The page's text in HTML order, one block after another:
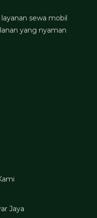
sewa mobil
yang nyaman
Jaya